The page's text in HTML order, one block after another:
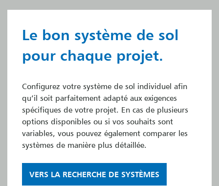
Le bon système de sol
pour chaque projet.
Configurez votre système de sol individuel afin
qu’il soit parfaitement adapté aux exigences
spécifiques de votre projet. En cas de plusieurs
options disponibles ou si vos souhaits sont
variables, vous pouvez également comparer les
systèmes de manière plus détaillée.
VERS LA RECHERCHE DE SYSTÈMES